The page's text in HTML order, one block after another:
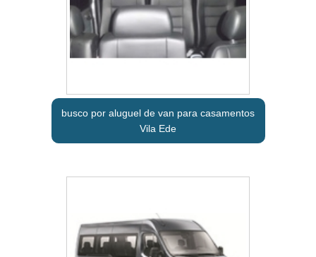
busco por aluguel de van para casamentos
Vila Ede